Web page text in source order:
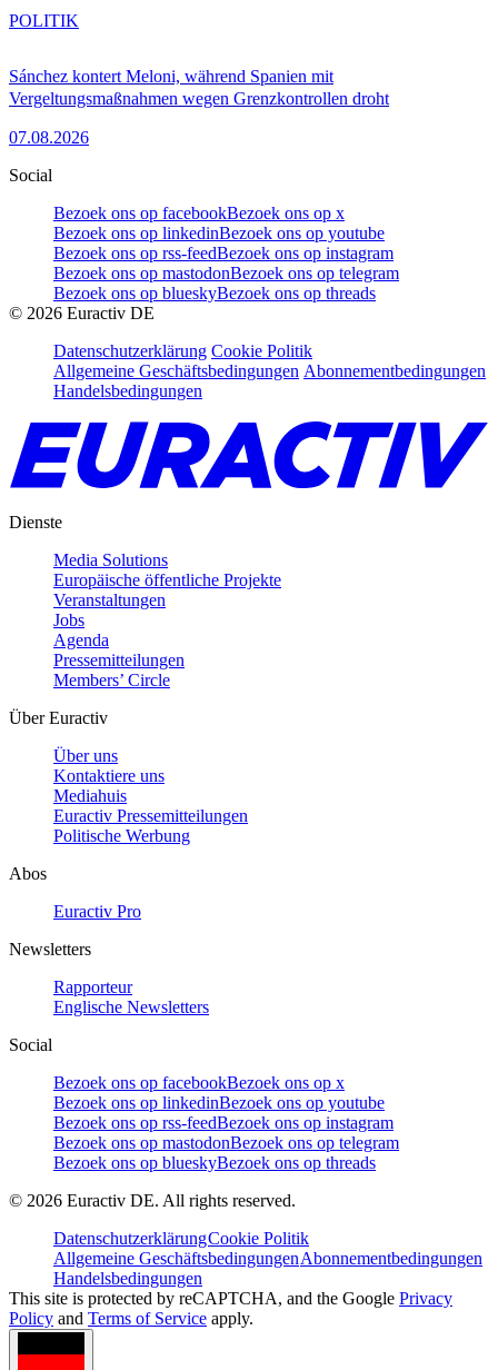
Sánchez kontert Meloni, während Spanien mit
Vergeltungsmaßnahmen wegen Grenzkontrollen droht
07.08.2026
POLITIK
Social
Bezoek ons op facebookBezoek ons op x
Bezoek ons op linkedinBezoek ons op youtube
Bezoek ons op rss-feedBezoek ons op instagram
Bezoek ons op mastodonBezoek ons op telegram
Bezoek ons op blueskyBezoek ons op threads
© 2026 Euractiv DE
Datenschutzerklärung Cookie Politik
Allgemeine Geschäftsbedingungen Abonnementbedingungen
Handelsbedingungen
Dienste
Media Solutions
Europäische öffentliche Projekte
Veranstaltungen
Jobs
Agenda
Pressemitteilungen
Members’ Circle
Über Euractiv
Über uns
Kontaktiere uns
Mediahuis
Euractiv Pressemitteilungen
Politische Werbung
Abos
Euractiv Pro
Newsletters
Rapporteur
Englische Newsletters
Social
Bezoek ons op facebookBezoek ons op x
Bezoek ons op linkedinBezoek ons op youtube
Bezoek ons op rss-feedBezoek ons op instagram
Bezoek ons op mastodonBezoek ons op telegram
Bezoek ons op blueskyBezoek ons op threads
© 2026 Euractiv DE. All rights reserved.
DatenschutzerklärungCookie Politik
Allgemeine GeschäftsbedingungenAbonnementbedingungen
Handelsbedingungen
This site is protected by reCAPTCHA, and the Google Privacy
Policy and Terms of Service apply.